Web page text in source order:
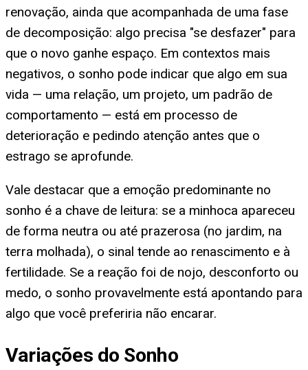
renovação, ainda que acompanhada de uma fase
de decomposição: algo precisa "se desfazer" para
que o novo ganhe espaço. Em contextos mais
negativos, o sonho pode indicar que algo em sua
vida — uma relação, um projeto, um padrão de
comportamento — está em processo de
deterioração e pedindo atenção antes que o
estrago se aprofunde.
Vale destacar que a emoção predominante no
sonho é a chave de leitura: se a minhoca apareceu
de forma neutra ou até prazerosa (no jardim, na
terra molhada), o sinal tende ao renascimento e à
fertilidade. Se a reação foi de nojo, desconforto ou
medo, o sonho provavelmente está apontando para
algo que você preferiria não encarar.
Variações do Sonho